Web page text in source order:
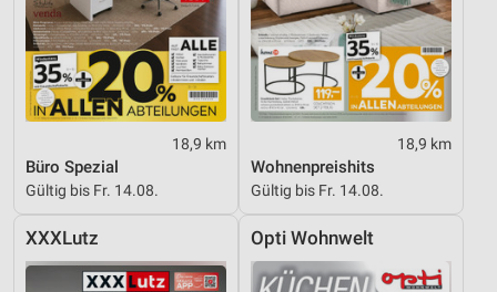
18,9 km
Büro Spezial
Gültig bis Fr. 14.08.
18,9 km
Wohnenpreishits
Gültig bis Fr. 14.08.
XXXLutz Opti Wohnwelt